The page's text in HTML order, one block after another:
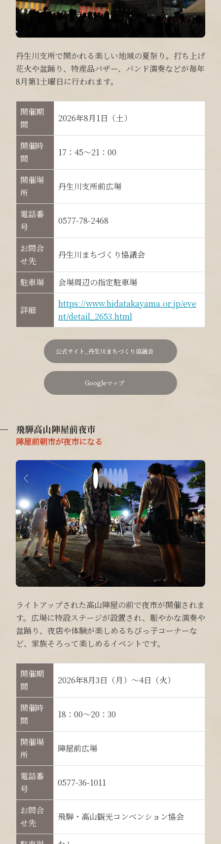
丹生川支所で開かれる楽しい地域の夏祭り。打ち上げ
花火や盆踊り、特産品バザー、バンド演奏などが毎年
8月第1土曜日に行われます。
開催期
間
2026年8月1日（土）
開催時
間
17：45～21：00
開催場
所
丹生川支所前広場
電話番
号
0577-78-2468
お問合
せ先
丹生川まちづくり協議会
駐車場 会場周辺の指定駐車場
詳細
https://www.hidatakayama.or.jp/eve
nt/detail_2653.html
公式サイト_丹生川まちづくり協議会
Googleマップ
飛騨高山陣屋前夜市
陣屋前朝市が夜市になる
ライトアップされた高山陣屋の前で夜市が開催されま
す。広場に特設ステージが設置され、賑やかな演奏や
盆踊り、夜店や体験が楽しめるちびっ子コーナーな
ど、家族そろって楽しめるイベントです。
開催期
間
2026年8月3日（月）～4日（火）
開催時
間
18：00～20：30
開催場
所
陣屋前広場
電話番
号
0577-36-1011
お問合
せ先
飛騨・高山観光コンベンション協会